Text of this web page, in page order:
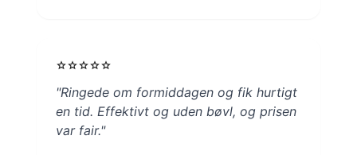
starstarstarstarstar
"Ringede om formiddagen og fik hurtigt
en tid. Effektivt og uden bøvl, og prisen
var fair."